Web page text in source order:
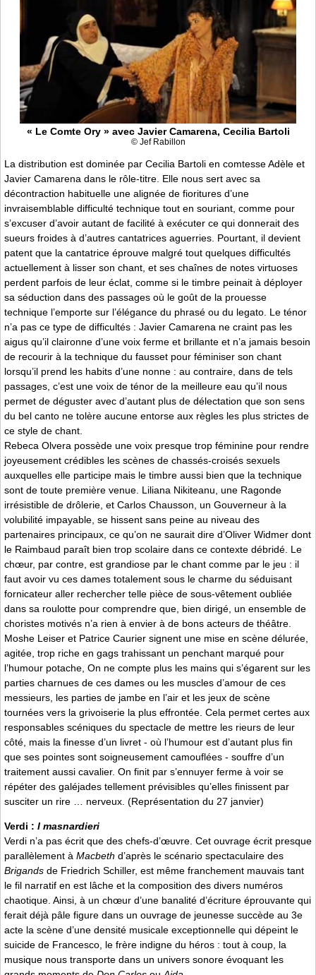
« Le Comte Ory » avec Javier Camarena, Cecilia Bartoli
© Jef Rabillon
La distribution est dominée par Cecilia Bartoli en comtesse Adèle et
Javier Camarena dans le rôle-titre. Elle nous sert avec sa
décontraction habituelle une alignée de fioritures d’une
invraisemblable difficulté technique tout en souriant, comme pour
s’excuser d’avoir autant de facilité à exécuter ce qui donnerait des
sueurs froides à d’autres cantatrices aguerries. Pourtant, il devient
patent que la cantatrice éprouve malgré tout quelques difficultés
actuellement à lisser son chant, et ses chaînes de notes virtuoses
perdent parfois de leur éclat, comme si le timbre peinait à déployer
sa séduction dans des passages où le goût de la prouesse
technique l’emporte sur l’élégance du phrasé ou du legato. Le ténor
n’a pas ce type de difficultés : Javier Camarena ne craint pas les
aigus qu’il claironne d’une voix ferme et brillante et n’a jamais besoin
de recourir à la technique du fausset pour féminiser son chant
lorsqu’il prend les habits d’une nonne : au contraire, dans de tels
passages, c’est une voix de ténor de la meilleure eau qu’il nous
permet de déguster avec d’autant plus de délectation que son sens
du bel canto ne tolère aucune entorse aux règles les plus strictes de
ce style de chant.
Rebeca Olvera possède une voix presque trop féminine pour rendre
joyeusement crédibles les scènes de chassés-croisés sexuels
auxquelles elle participe mais le timbre aussi bien que la technique
sont de toute première venue. Liliana Nikiteanu, une Ragonde
irrésistible de drôlerie, et Carlos Chausson, un Gouverneur à la
volubilité impayable, se hissent sans peine au niveau des
partenaires principaux, ce qu’on ne saurait dire d’Oliver Widmer dont
le Raimbaud paraît bien trop scolaire dans ce contexte débridé. Le
chœur, par contre, est grandiose par le chant comme par le jeu : il
faut avoir vu ces dames totalement sous le charme du séduisant
fornicateur aller rechercher telle pièce de sous-vêtement oubliée
dans sa roulotte pour comprendre que, bien dirigé, un ensemble de
choristes motivés n’a rien à envier à de bons acteurs de théâtre.
Moshe Leiser et Patrice Caurier signent une mise en scène délurée,
agitée, trop riche en gags trahissant un penchant marqué pour
l’humour potache, On ne compte plus les mains qui s’égarent sur les
parties charnues de ces dames ou les muscles d’amour de ces
messieurs, les parties de jambe en l’air et les jeux de scène
tournées vers la grivoiserie la plus effrontée. Cela permet certes aux
responsables scéniques du spectacle de mettre les rieurs de leur
côté, mais la finesse d’un livret - où l’humour est d’autant plus fin
que ses pointes sont soigneusement camouflées - souffre d’un
traitement aussi cavalier. On finit par s’ennuyer ferme à voir se
répéter des galéjades tellement prévisibles qu’elles finissent par
susciter un rire … nerveux. (Représentation du 27 janvier)
Verdi : I masnardieri
Verdi n’a pas écrit que des chefs-d’œuvre. Cet ouvrage écrit presque
parallèlement à Macbeth d’après le scénario spectaculaire des
Brigands de Friedrich Schiller, est même franchement mauvais tant
le fil narratif en est lâche et la composition des divers numéros
chaotique. Ainsi, à un chœur d’une banalité d’écriture éprouvante qui
ferait déjà pâle figure dans un ouvrage de jeunesse succède au 3e
acte la scène d’une densité musicale exceptionnelle qui dépeint le
suicide de Francesco, le frère indigne du héros : tout à coup, la
musique nous transporte dans un univers sonore évoquant les